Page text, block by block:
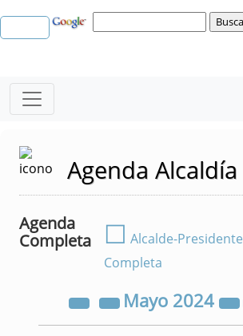
Agenda Alcaldía
Agenda
Completa
☐ Alcalde-Presidente
Completa
Mayo 2024